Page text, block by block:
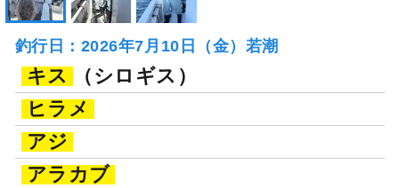
釣行日：2026年7月10日（金）若潮
キス
（シロギス）
ヒラメ
アジ
アラカブ